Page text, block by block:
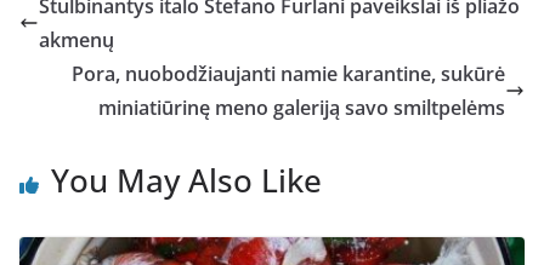
Stulbinantys italo Stefano Furlani paveikslai iš pliažo
akmenų
Pora, nuobodžiaujanti namie karantine, sukūrė
miniatiūrinę meno galeriją savo smiltpelėms
You May Also Like